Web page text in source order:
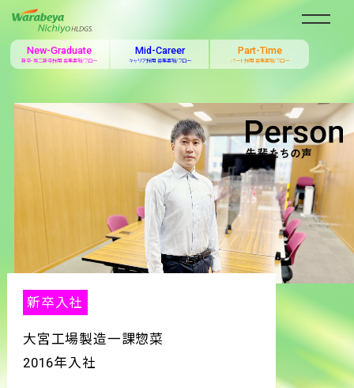
New-Graduate
新卒・第二新卒採用 募集要項/フロー
Mid-Career
キャリア採用 募集要項/フロー
Part-Time
パート採用 募集要項/フロー
新卒入社
大宮工場製造⼀課惣菜
2016年入社